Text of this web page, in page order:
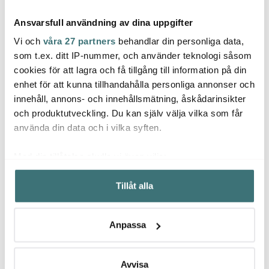
Ansvarsfull användning av dina uppgifter
Vi och våra 27 partners behandlar din personliga data,
som t.ex. ditt IP-nummer, och använder teknologi såsom
cookies för att lagra och få tillgång till information på din
enhet för att kunna tillhandahålla personliga annonser och
innehåll, annons- och innehållsmätning, åskådarinsikter
och produktutveckling. Du kan själv välja vilka som får
använda din data och i vilka syften.
Samla in information om din geografiska plats som
kan ha en noggrannhet på upp till flera meter
Identifiera din enhet genom att aktivt skanna den för
Ta reda på mer om hur dina personliga uppgifter
Du kan ändra eller dra tillbaka ditt samtycke när som
Tillåt alla
Anpassa
Avvisa
Hoptimisten
Högtalare XL soft latte
1079 kr 1799 kr
Hoptimisten
LED lampa stor 15 cm
sky
839 kr
Låt dig inspireras av våra kunder